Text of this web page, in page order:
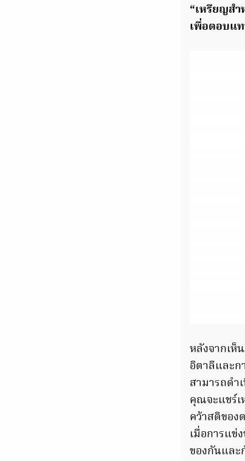
“เหรียญส
เพื่อตอบแ
หลังจากเห็
อิตาลีและก
สามารถดำ
คุณจะแชร์
คว้าสติของ
เมื่อการแข่
ของกันและ